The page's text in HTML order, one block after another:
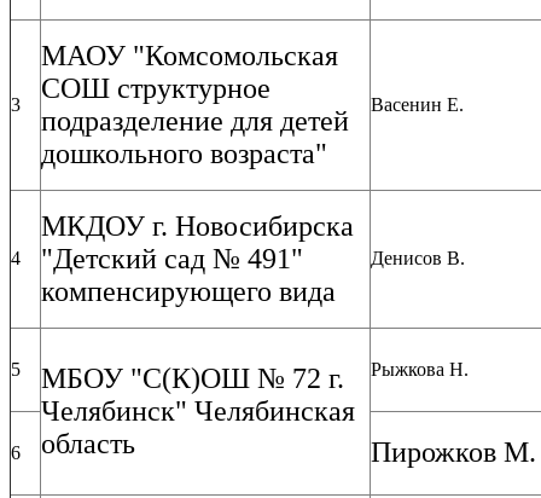
3
МАОУ "Комсомольская
СОШ структурное
подразделение для детей
дошкольного возраста"
Васенин Е.
4
МКДОУ г. Новосибирска
"Детский сад № 491"
компенсирующего вида
Денисов В.
5
МБОУ "С(К)ОШ № 72 г.
Челябинск" Челябинская
область
Рыжкова Н.
6 Пирожков М.